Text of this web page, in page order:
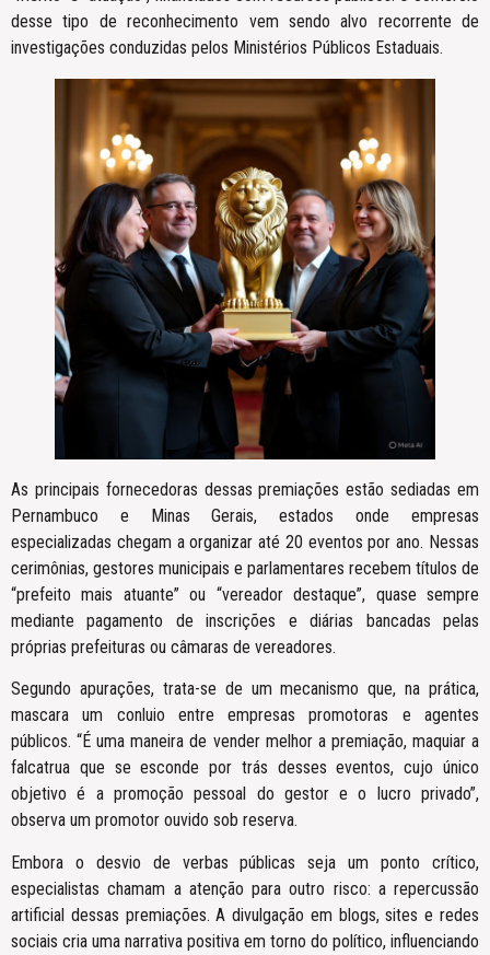
desse tipo de reconhecimento vem sendo alvo recorrente de
investigações conduzidas pelos Ministérios Públicos Estaduais.
As principais fornecedoras dessas premiações estão sediadas em
Pernambuco e Minas Gerais, estados onde empresas
especializadas chegam a organizar até 20 eventos por ano. Nessas
cerimônias, gestores municipais e parlamentares recebem títulos de
“prefeito mais atuante” ou “vereador destaque”, quase sempre
mediante pagamento de inscrições e diárias bancadas pelas
próprias prefeituras ou câmaras de vereadores.
Segundo apurações, trata-se de um mecanismo que, na prática,
mascara um conluio entre empresas promotoras e agentes
públicos. “É uma maneira de vender melhor a premiação, maquiar a
falcatrua que se esconde por trás desses eventos, cujo único
objetivo é a promoção pessoal do gestor e o lucro privado”,
observa um promotor ouvido sob reserva.
Embora o desvio de verbas públicas seja um ponto crítico,
especialistas chamam a atenção para outro risco: a repercussão
artificial dessas premiações. A divulgação em blogs, sites e redes
sociais cria uma narrativa positiva em torno do político, influenciando